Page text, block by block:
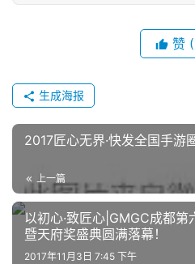
对
上
海
中
文
赞
生成海报
2017匠心无界·快发全国手游
上一篇
以初心·致匠心|GMGC成都
暨天府奖盛典圆满落幕！
2017年11月3日 7:45 下午